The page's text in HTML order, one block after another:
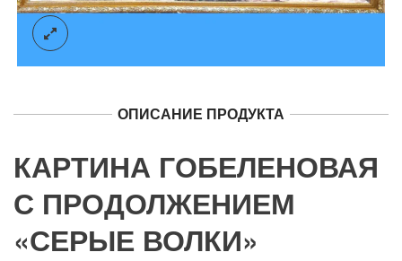
ОПИСАНИЕ ПРОДУКТА
КАРТИНА ГОБЕЛЕНОВАЯ
С ПРОДОЛЖЕНИЕМ
«СЕРЫЕ ВОЛКИ»